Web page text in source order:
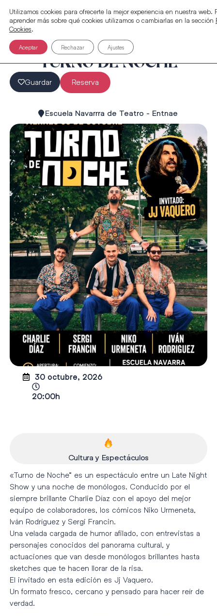
TURNO DE NOCHE
Guardar Reserva
Escuela Navarrra de Teatro - Entnae
30 octubre, 2026
20:00h
Cultura y Espectáculos
«Turno de Noche” es un espectáculo entre un Late Night
Show y una noche de monólogos. Conducido por el
siempre brillante Charlie Díaz con el apoyo del mejor
equipo de colaboradores, los cómicos Niko Urmeneta,
Iván Rodríguez y Sergi Francin.
Una velada cargada de humor afilado, con entrevistas a
personajes conocidos del panorama cultural, y
actuaciones que van desde monólogos brillantes hasta
sketches que te hacen llorar de la risa.
El invitado en esta edición es Jj Vaquero.
Un formato fresco, cercano y pensado para hacer reír de
verdad.
Utilizamos cookies para ofrecerte la mejor experiencia en nuestra web.
aprender más sobre qué cookies utilizamos o cambiarlas en la sección
Cookies.
Aceptar Rechazar Ajustes